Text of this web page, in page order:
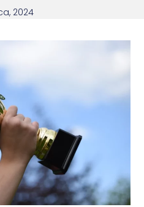
2024